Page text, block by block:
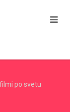
po svetu